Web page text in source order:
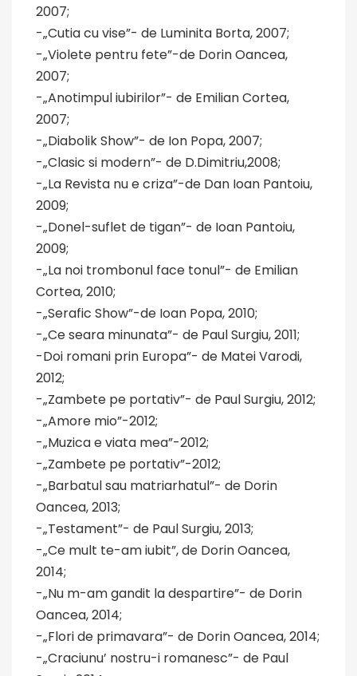
2007;
-„Cutia cu vise”- de Luminita Borta, 2007;
-„Violete pentru fete”-de Dorin Oancea,
2007;
-„Anotimpul iubirilor”- de Emilian Cortea,
2007;
-„Diabolik Show”- de Ion Popa, 2007;
-„Clasic si modern”- de D.Dimitriu,2008;
-„La Revista nu e criza”-de Dan Ioan Pantoiu,
2009;
-„Donel-suflet de tigan”- de Ioan Pantoiu,
2009;
-„La noi trombonul face tonul”- de Emilian
Cortea, 2010;
-„Serafic Show”-de Ioan Popa, 2010;
-„Ce seara minunata”- de Paul Surgiu, 2011;
-Doi romani prin Europa”- de Matei Varodi,
2012;
-„Zambete pe portativ”- de Paul Surgiu, 2012;
-„Amore mio”-2012;
-„Muzica e viata mea”-2012;
-„Zambete pe portativ”-2012;
-„Barbatul sau matriarhatul”- de Dorin
Oancea, 2013;
-„Testament”- de Paul Surgiu, 2013;
-„Ce mult te-am iubit”, de Dorin Oancea,
2014;
-„Nu m-am gandit la despartire”- de Dorin
Oancea, 2014;
-„Flori de primavara”- de Dorin Oancea, 2014;
-„Craciunu’ nostru-i romanesc”- de Paul